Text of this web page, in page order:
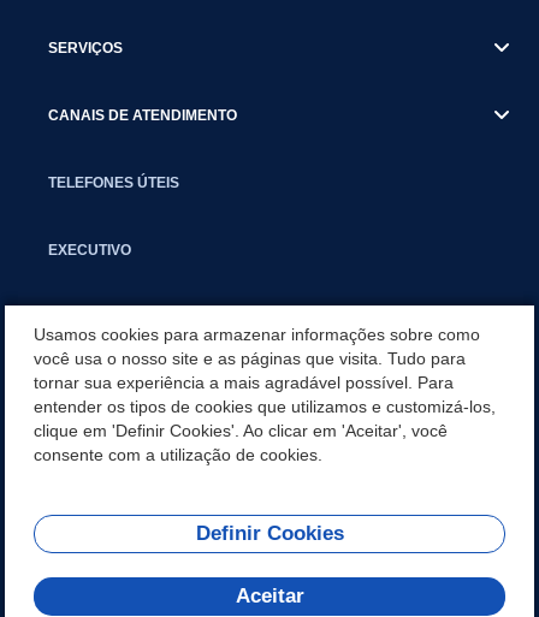
SERVIÇOS
CANAIS DE ATENDIMENTO
TELEFONES ÚTEIS
EXECUTIVO
APLICATIVO
SECRETARIAS
REDES SOCIAIS
Usamos cookies para armazenar informações sobre como
você usa o nosso site e as páginas que visita. Tudo para
tornar sua experiência a mais agradável possível. Para
entender os tipos de cookies que utilizamos e customizá-los,
clique em 'Definir Cookies'. Ao clicar em 'Aceitar', você
consente com a utilização de cookies.
Definir Cookies
Aceitar